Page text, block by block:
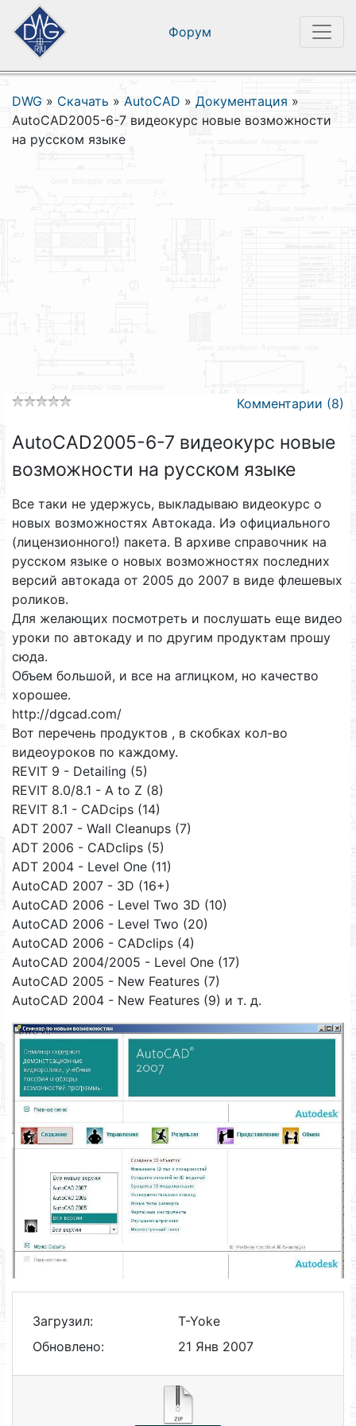
Форум
DWG » Скачать » AutoCAD » Документация »
AutoCAD2005-6-7 видеокурс новые возможности
на русском языке
Комментарии (8)
AutoCAD2005-6-7 видеокурс новые
возможности на русском языке
Все таки не удержусь, выкладываю видеокурс о
новых возможностях Автокада. Иэ официального
(лицензионного!) пакета. В архиве справочник на
русском языке о новых возможностях последних
версий автокада от 2005 до 2007 в виде флешевых
роликов.
Для желающих посмотреть и послушать еще видео
уроки по автокаду и по другим продуктам прошу
сюда.
Объем большой, и все на аглицком, но качество
хорошее.
http://dgcad.com/
Вот перечень продуктов , в скобках кол-во
видеоуроков по каждому.
REVIT 9 - Detailing (5)
REVIT 8.0/8.1 - A to Z (8)
REVIT 8.1 - CADcips (14)
ADT 2007 - Wall Cleanups (7)
ADT 2006 - CADclips (5)
ADT 2004 - Level One (11)
AutoCAD 2007 - 3D (16+)
AutoCAD 2006 - Level Two 3D (10)
AutoCAD 2006 - Level Two (20)
AutoCAD 2006 - CADclips (4)
AutoCAD 2004/2005 - Level One (17)
AutoCAD 2005 - New Features (7)
AutoCAD 2004 - New Features (9) и т. д.
Загрузил:
T-Yoke
Обновлено:
21 Янв 2007